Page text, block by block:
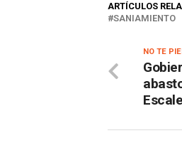
ARTÍCULOS
SANIAMIENTO
NO TE